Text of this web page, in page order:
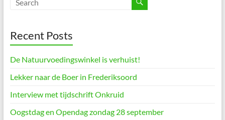
Recent Posts
De Natuurvoedingswinkel is verhuist!
Lekker naar de Boer in Frederiksoord
Interview met tijdschrift Onkruid
Oogstdag en Opendag zondag 28 september